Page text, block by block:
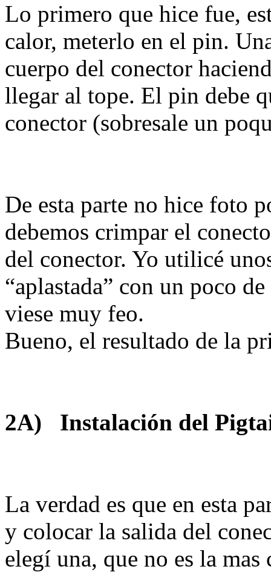
Lo primero que hice fue,
calor, meterlo en el pin.
cuerpo del conector
llegar al tope. El pin debe
conector (sobresale un
De esta parte no hice foto
debemos crimpar el
del conector. Yo utilicé
“aplastada” con un poco
viese muy feo.
Bueno, el resultado de la
2A) Instalación del
La verdad es que en esta
y colocar la salida del
elegí una, que no es la